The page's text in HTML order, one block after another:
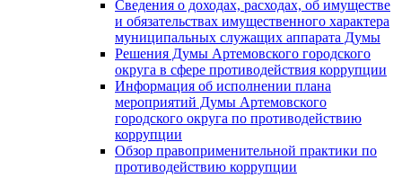
Сведения о доходах, расходах, об имуществе
и обязательствах имущественного характера
муниципальных служащих аппарата Думы
Решения Думы Артемовского городского
округа в сфере противодействия коррупции
Информация об исполнении плана
мероприятий Думы Артемовского
городского округа по противодействию
коррупции
Обзор правоприменительной практики по
противодействию коррупции